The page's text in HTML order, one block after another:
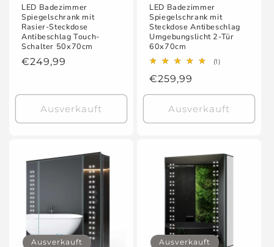
LED Badezimmer
Spiegelschrank mit
Rasier-Steckdose
Antibeschlag Touch-
Schalter 50x70cm
Normaler
€249,99
Ausverkauft
LED Badezimmer
Spiegelschrank mit
Steckdose Antibeschlag
Umgebungslicht 2-Tür
60x70cm
(1)1
Normaler
Preis
€259,99
Ausverkauft
Ausverkauft Ausverkauft